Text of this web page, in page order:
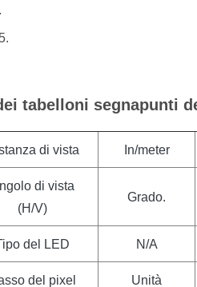
tabelloni segnapunti
di vista In/meter
di vista
(H/V)
Grado.
del LED N/A
del pixel Unità